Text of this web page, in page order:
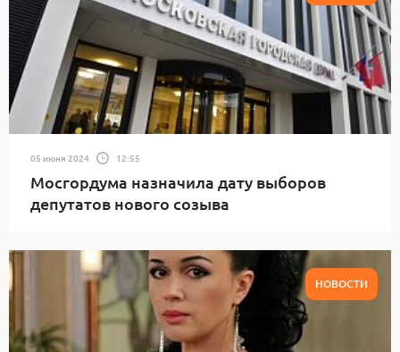
05 июня 2024 12:55
Мосгордума назначила дату выборов
депутатов нового созыва
НОВОСТИ